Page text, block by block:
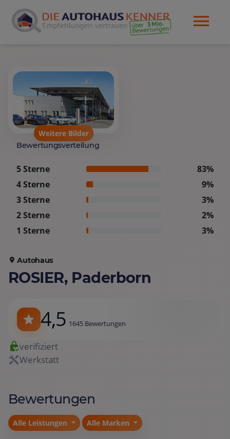
Weitere Bilder
Bewertungsverteilung
5 Sterne
83%
4 Sterne
9%
3 Sterne
3%
2 Sterne
2%
1 Sterne
3%
Autohaus
ROSIER, Paderborn
4,5 1645 Bewertungen
verifiziert
Werkstatt
Bewertungen
Alle Leistungen Alle Marken